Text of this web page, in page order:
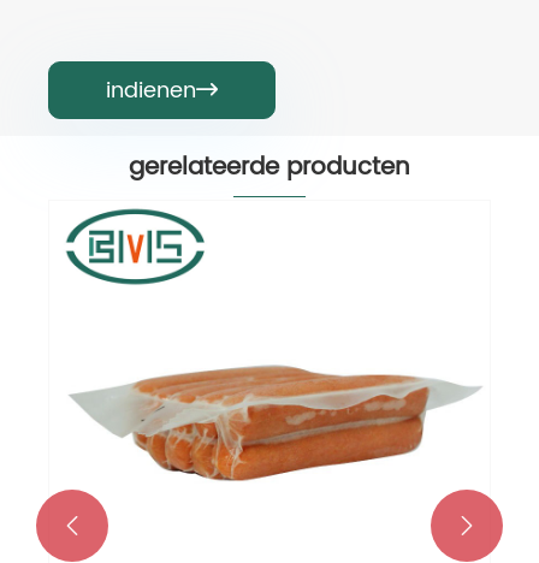
indienen
gerelateerde producten
 